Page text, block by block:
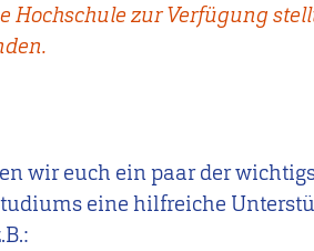
Hochschule zur Verfügung
wir euch ein paar der
eine hilfreiche